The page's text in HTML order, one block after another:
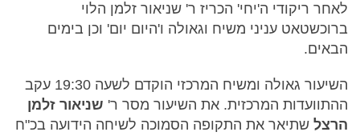
לאחר ריקודי ה'יחי' הכריז ר' שניאור זלמן הלוי
ברוכשטאט עניני משיח וגאולה ו'היום יום' וכן בימים
הבאים.
השיעור גאולה ומשיח המרכזי הוקדם לשעה 19:30 עקב
ההתוועדות המרכזית. את השיעור מסר ר' שניאור זלמן
הרצל שתיאר את התקופה הסמוכה לשיחה הידועה בכ"ח